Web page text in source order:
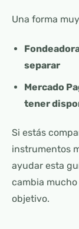
Una forma
separar
Mercado
tener
Si estás
instrumentos
ayudar esta
cambia
objetivo.